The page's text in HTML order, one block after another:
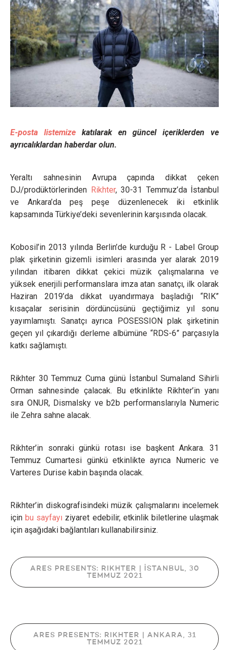
E-posta listemizekatılarak en güncel içeriklerden ve
ayrıcalıklardan haberdar olun.
Yeraltı sahnesinin Avrupa çapında dikkat çeken
DJ/prodüktörlerinden Rikhter, 30-31 Temmuz’da İstanbul
ve Ankara’da peş peşe düzenlenecek iki etkinlik
kapsamında Türkiye’deki sevenlerinin karşısında olacak.
Kobosil’in 2013 yılında Berlin’de kurduğu R - Label Group
plak şirketinin gizemli isimleri arasında yer alarak 2019
yılından itibaren dikkat çekici müzik çalışmalarına ve
yüksek enerjili performanslara imza atan sanatçı, ilk olarak
Haziran 2019’da dikkat uyandırmaya başladığı “RIK”
kısaçalar serisinin dördüncüsünü geçtiğimiz yıl sonu
yayımlamıştı. Sanatçı ayrıca POSESSION plak şirketinin
geçen yıl çıkardığı derleme albümüne “RDS-6” parçasıyla
katkı sağlamıştı.
Rikhter 30 Temmuz Cuma günü İstanbul Sumaland Sihirli
Orman sahnesinde çalacak. Bu etkinlikte Rikhter’in yanı
sıra ONUR, Dismalsky ve b2b performanslarıyla Numeric
ile Zehra sahne alacak.
Rikhter’in sonraki günkü rotası ise başkent Ankara. 31
Temmuz Cumartesi günkü etkinlikte ayrıca Numeric ve
Varteres Durise kabin başında olacak.
Rikhter’in diskografisindeki müzik çalışmalarını incelemek
içinbu sayfayı ziyaret edebilir, etkinlik biletlerine ulaşmak
için aşağıdaki bağlantıları kullanabilirsiniz.
ARES PRESENTS: RIKHTER | İSTANBUL, 30
TEMMUZ 2021
ARES PRESENTS: RIKHTER | ANKARA, 31
TEMMUZ 2021